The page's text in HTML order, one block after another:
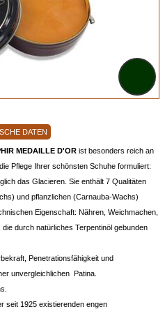
DATEN
MEDAILLE D'OR ist besonders reich an
Pflege Ihrer schönsten Schuhe formuliert:
das Glacieren. Sie enthält 7 Qualitäten
und pflanzlichen (Carnauba-Wachs)
Eigenschaft: Nähren, Weichmachen,
durch natürliches Terpentinöl gebunden
Penetrationsfähigkeit und
unvergleichlichen Patina.
seit 1925 existierenden engen